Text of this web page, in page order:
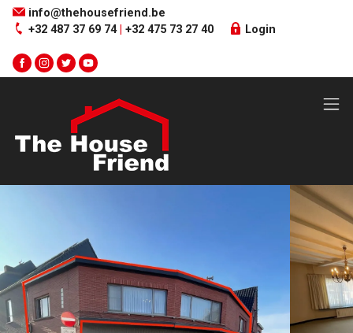
Menu overslaan en naar de inhoud gaan
info@thehousefriend.be
+32 487 37 69 74
+32 475 73 27 40 Login